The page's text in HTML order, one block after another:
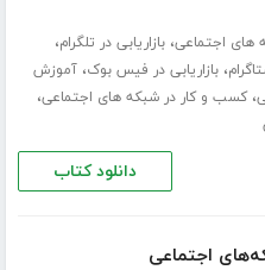
های اجتماعی،بازاریابی در تلگرام،
،بازاریابی در فیس بوک،آموزش
،کسب و کار در شبکه های اجتماعی،
دانلود کتاب
اجتماعی